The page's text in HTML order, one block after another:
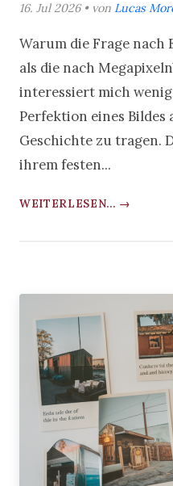
16. Jul 2026 • von Lucas
Warum die Frage
als die nach
interessiert mich
Perfektion eines Bildes
Geschichte zu tragen.
ihrem festen...
WEITERLESEN... →